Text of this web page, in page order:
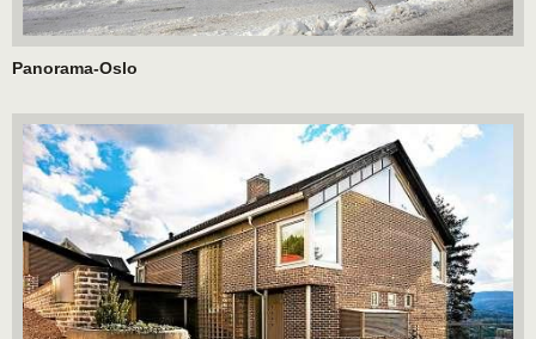
Panorama-Oslo